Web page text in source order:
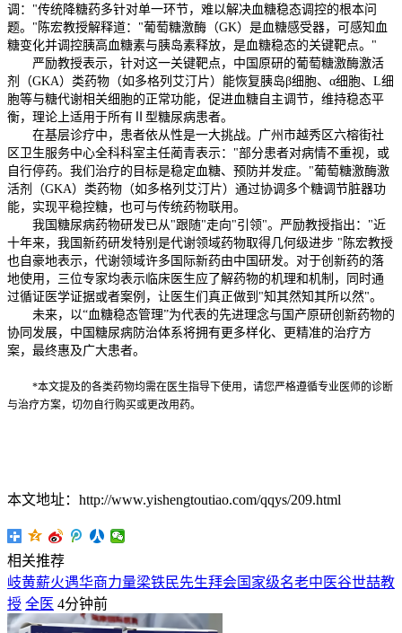
调： "传统降糖药多针对单一环节，难以解决血糖稳态调控的根本问
题。"陈宏教授解释道："葡萄糖激酶（GK）是血糖感受器，可感知血
糖变化并调控胰高血糖素与胰岛素释放，是血糖稳态的关键靶点。"
严励教授表示，针对这一关键靶点，中国原研的葡萄糖激酶激活
剂（GKA）类药物（如多格列艾汀片）能恢复胰岛β细胞、α细胞、L细
胞等与糖代谢相关细胞的正常功能，促进血糖自主调节，维持稳态平
衡，理论上适用于所有Ⅱ型糖尿病患者。
在基层诊疗中，患者依从性是一大挑战。广州市越秀区六榕街社
区卫生服务中心全科科室主任蔺青表示： "部分患者对病情不重视，或
自行停药。我们治疗的目标是稳定血糖、预防并发症。"葡萄糖激酶激
活剂（GKA）类药物（如多格列艾汀片）通过协调多个糖调节脏器功
能，实现平稳控糖，也可与传统药物联用。
我国糖尿病药物研发已从"跟随"走向"引领"。严励教授指出："近
十年来，我国新药研发特别是代谢领域药物取得几何级进步 "陈宏教授
也自豪地表示，代谢领域许多国际新药由中国研发。对于创新药的落
地使用，三位专家均表示临床医生应了解药物的机理和机制，同时通
过循证医学证据或者案例，让医生们真正做到"知其然知其所以然"。
未来， 以“血糖稳态管理”为代表的先进理念与国产原研创新药物的
协同发展，中国糖尿病防治体系将拥有更多样化、更精准的治疗方
案，最终惠及广大患者。
*本文提及的各类药物均需在医生指导下使用，请您严格遵循专业医师的诊断
与治疗方案，切勿自行购买或更改用药。
本文地址：http://www.yishengtoutiao.com/qqys/209.html
相关推荐
岐黄薪火遇华商力量梁铁民先生拜会国家级名老中医谷世喆教
授 全医 4分钟前